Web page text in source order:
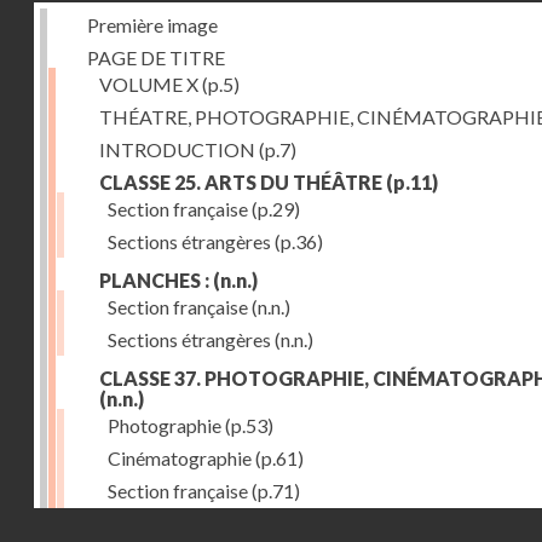
Première image
PAGE DE TITRE
VOLUME X(p.5)
THÉATRE, PHOTOGRAPHIE,
INTRODUCTION (p.7)
CLASSE 25. ARTS DU THÉÂTRE (p.11)
Section française(p.29)
Sections étrangères (p.36)
PLANCHES : (n.n.)
Section française(n.n.)
Sections étrangères (n.n.)
CLASSE 37. PHOTOGRAPHIE,
(n.n.)
Photographie(p.53)
Cinématographie(p.61)
Section française(p.71)